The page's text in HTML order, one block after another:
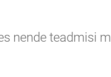
nende teadmisi